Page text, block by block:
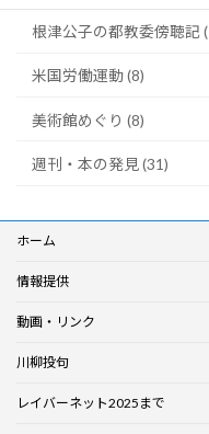
根津公子の都教委傍聴記
米国労働運動 (8)
美術館めぐり (8)
週刊・本の発見 (31)
ホーム
情報提供
動画・リンク
川柳投句
レイバーネット2025まで